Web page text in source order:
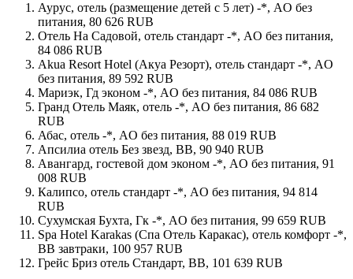
Аурус, отель (размещение детей с 5 лет) -*, AO без
питания, 80 626 RUB
Отель На Садовой, отель стандарт -*, AO без питания,
84 086 RUB
Akua Resort Hotel (Акуа Резорт), отель стандарт -*, AO
без питания, 89 592 RUB
Мариэк, Гд эконом -*, AO без питания, 84 086 RUB
Гранд Отель Маяк, отель -*, AO без питания, 86 682
RUB
Абас, отель -*, AO без питания, 88 019 RUB
Апсилиа отель Без звезд, BB, 90 940 RUB
Авангард, гостевой дом эконом -*, AO без питания, 91
008 RUB
Калипсо, отель стандарт -*, AO без питания, 94 814
RUB
Сухумская Бухта, Гк -*, AO без питания, 99 659 RUB
Spa Hotel Karakas (Спа Отель Каракас), отель комфорт -*,
BB завтраки, 100 957 RUB
Грейс Бриз отель Стандарт, BB, 101 639 RUB